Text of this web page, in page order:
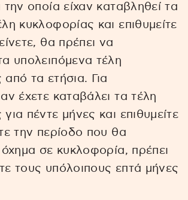
την οποία είχαν καταβληθεί τα
κυκλοφορίας και επιθυμείτε
θα πρέπει να
υπολειπόμενα τέλη
τα ετήσια. Για
έχετε καταβάλει τα τέλη
πέντε μήνες και επιθυμείτε
την περίοδο που θα
όχημα σε κυκλοφορία, πρέπει
τους υπόλοιπους επτά μήνες